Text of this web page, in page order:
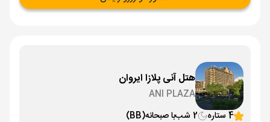
هتل آنی پلازا ایروان
ANI PLAZA
4 ستاره
2 شب با صبحانه(BB)